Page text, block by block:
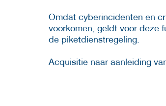
Omdat cyberincidenten en
voorkomen, geldt voor deze
de piketdienstregeling.
Acquisitie naar aanleiding